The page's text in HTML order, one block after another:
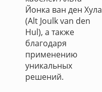
Йонка ван ден Хула
(Alt Joulk van den
Hul), а также
благодаря
применению
уникальных
решений.